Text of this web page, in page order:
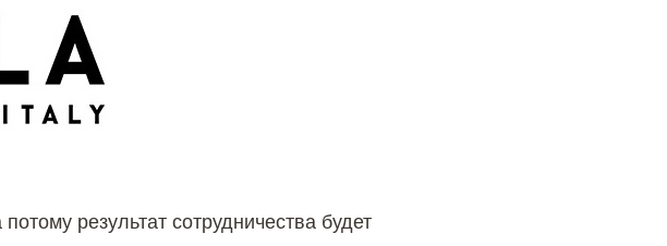
результат сотрудничества будет